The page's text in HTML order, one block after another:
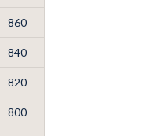
860
840
820
800